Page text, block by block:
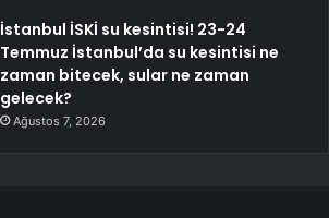
İstanbul İSKİ su kesintisi! 23-24
Temmuz İstanbul’da su kesintisi ne
zaman bitecek, sular ne zaman
gelecek?
Ağustos 7, 2026